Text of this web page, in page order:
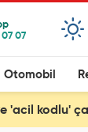
Otomobil
'acil kodlu'